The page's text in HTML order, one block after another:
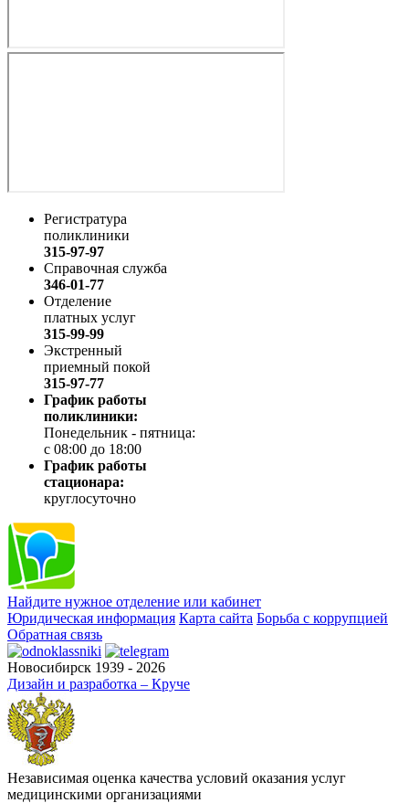
Регистратура
поликлиники
315-97-97
Справочная служба
346-01-77
Отделение
платных услуг
315-99-99
Экстренный
приемный покой
315-97-77
График работы
поликлиники:
Понедельник - пятница:
с 08:00 до 18:00
График работы
стационара:
круглосуточно
Найдите нужное отделение или кабинет
Юридическая информация Карта сайта Борьба с коррупцией
Обратная связь
Новосибирск 1939 - 2026
Дизайн и разработка – Круче
Независимая оценка качества условий оказания услуг
медицинскими организациями